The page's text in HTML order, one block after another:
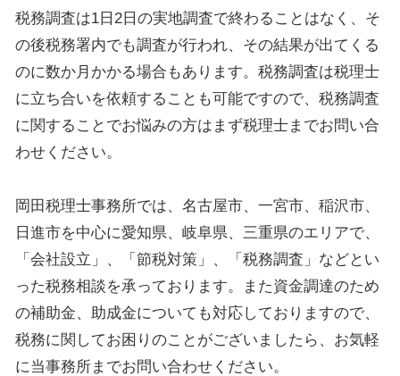
税務調査は1日2日の実地調査で終わることはなく、そ
の後税務署内でも調査が行われ、その結果が出てくる
のに数か月かかる場合もあります。税務調査は税理士
に立ち合いを依頼することも可能ですので、税務調査
に関することでお悩みの方はまず税理士までお問い合
わせください。
岡田税理士事務所では、名古屋市、一宮市、稲沢市、
日進市を中心に愛知県、岐阜県、三重県のエリアで、
「会社設立」、「節税対策」、「税務調査」などとい
った税務相談を承っております。また資金調達のため
の補助金、助成金についても対応しておりますので、
税務に関してお困りのことがございましたら、お気軽
に当事務所までお問い合わせください。